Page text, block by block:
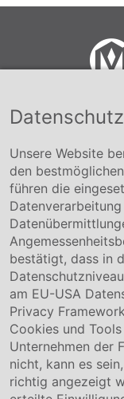
Über
Datenschutz
Unsere Website
den
führen die
bestätigt, dass in
am EU-USA
Privacy
Cookies und
Unternehmen der
nicht, kann es
richtig angezeigt